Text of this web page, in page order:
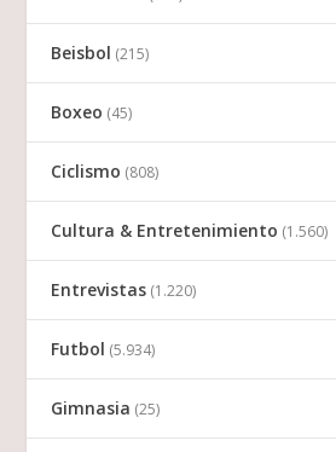
Beisbol (215)
Boxeo (45)
Ciclismo (808)
Cultura & Entretenimiento (1.560)
Entrevistas (1.220)
Futbol (5.934)
Gimnasia (25)